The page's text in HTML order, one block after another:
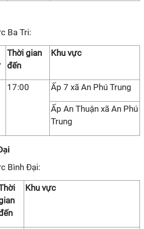
Ba Tri:
Thời gian
đến
Khu vực
17:00 Ấp 7 xã An Phú Trung
Ấp An Thuận xã An Phú
Trung
Bình Đại:
Khu vực